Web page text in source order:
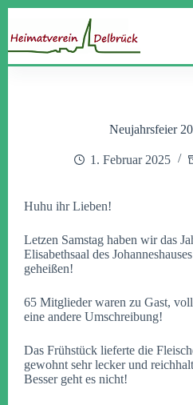
springen
Neujahrsfeier
1. Februar 2025
Huhu ihr Lieben!
Letzen Samstag haben wir das
Elisabethsaal des
geheißen!
65 Mitglieder waren zu Gast,
eine andere Umschreibung!
Das Frühstück lieferte die
gewohnt sehr lecker und
Besser geht es nicht!